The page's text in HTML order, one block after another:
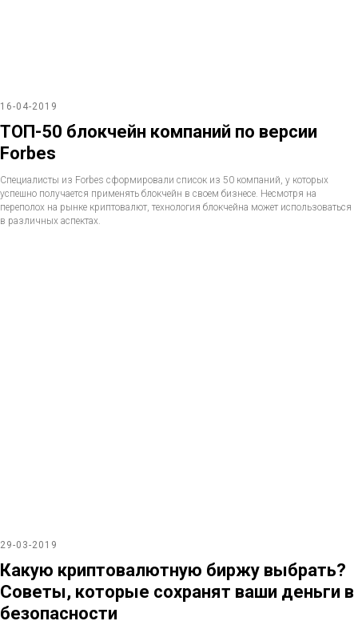
16-04-2019
ТОП-50 блокчейн компаний по версии
Forbes
Специалисты из Forbes сформировали список из 50 компаний, у которых
успешно получается применять блокчейн в своем бизнесе. Несмотря на
переполох на рынке криптовалют, технология блокчейна может использоваться
в различных аспектах.
29-03-2019
Какую криптовалютную биржу выбрать?
Советы, которые сохранят ваши деньги в
безопасности